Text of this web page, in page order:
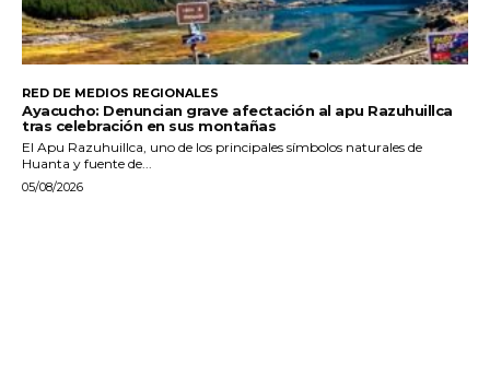
RED DE MEDIOS REGIONALES
Ayacucho: Denuncian grave afectación al apu Razuhuillca
tras celebración en sus montañas
El Apu Razuhuillca, uno de los principales símbolos naturales de
Huanta y fuente de...
05/08/2026